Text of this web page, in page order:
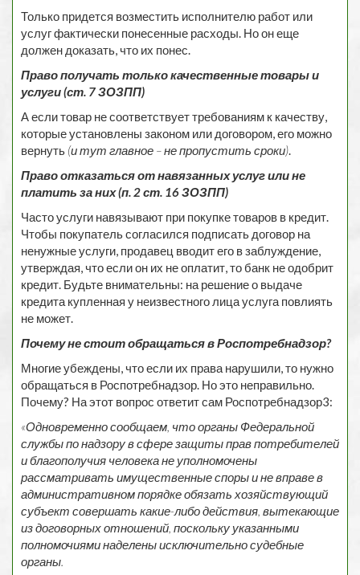
Только придется возместить исполнителю работ или
услуг фактически понесенные расходы. Но он еще
должен доказать, что их понес.
Право получать только качественные товары и
услуги (ст. 7 ЗОЗПП)
А если товар не соответствует требованиям к качеству,
которые установлены законом или договором, его можно
вернуть (и тут главное – не пропустить сроки).
Право отказаться от навязанных услуг или не
платить за них (п. 2 ст. 16 ЗОЗПП)
Часто услуги навязывают при покупке товаров в кредит.
Чтобы покупатель согласился подписать договор на
ненужные услуги, продавец вводит его в заблуждение,
утверждая, что если он их не оплатит, то банк не одобрит
кредит. Будьте внимательны: на решение о выдаче
кредита купленная у неизвестного лица услуга повлиять
не может.
Почему не стоит обращаться в Роспотребнадзор?
Многие убеждены, что если их права нарушили, то нужно
обращаться в Роспотребнадзор. Но это неправильно.
Почему? На этот вопрос ответит сам Роспотребнадзор3:
«Одновременно сообщаем, что органы Федеральной
службы по надзору в сфере защиты прав потребителей
и благополучия человека не уполномочены
рассматривать имущественные споры и не вправе в
административном порядке обязать хозяйствующий
субъект совершать какие-либо действия, вытекающие
из договорных отношений, поскольку указанными
полномочиями наделены исключительно судебные
органы.